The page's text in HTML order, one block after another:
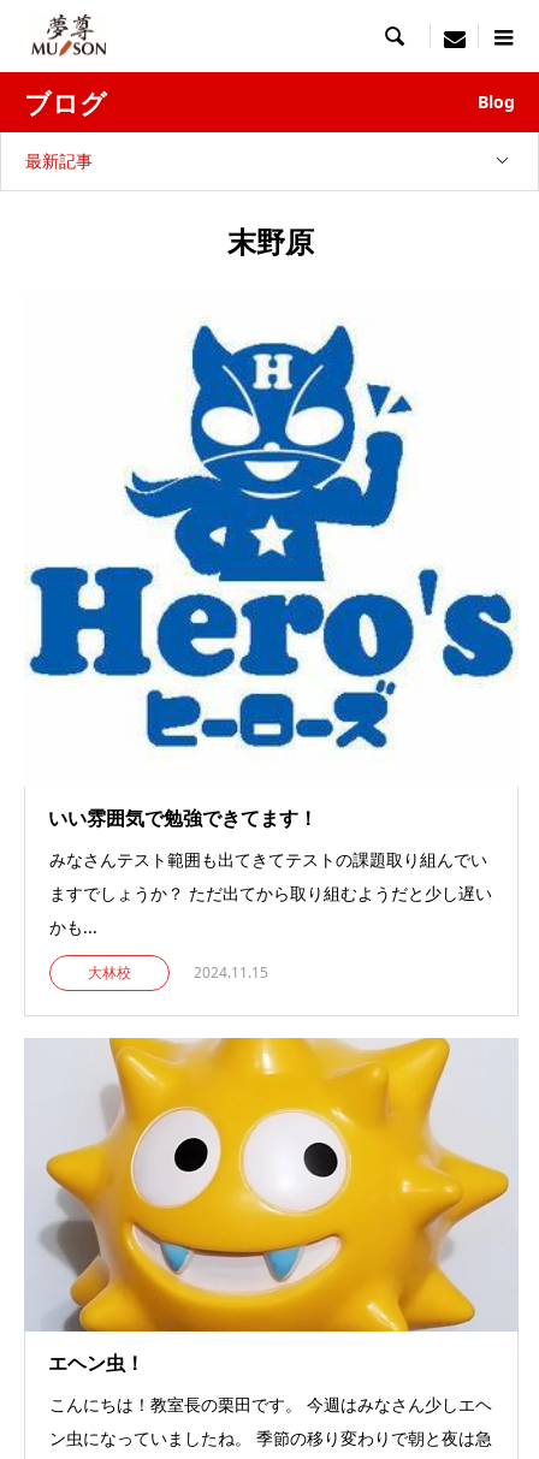
 menu
ブログ Blog
最新記事
末野原
いい雰囲気で勉強できてます！
みなさんテスト範囲も出てきてテストの課題取り組んでい
ますでしょうか？ ただ出てから取り組むようだと少し遅い
かも...
大林校 2024.11.15
エヘン虫！
こんにちは！教室長の栗田です。 今週はみなさん少しエヘ
ン虫になっていましたね。 季節の移り変わりで朝と夜は急